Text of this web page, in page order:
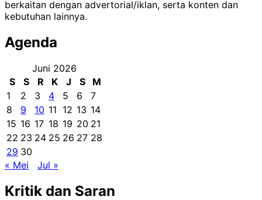
berkaitan dengan advertorial/iklan, serta konten dan
kebutuhan lainnya.
Agenda
Juni 2026
S
S R K J S
M
1
2 3 4 5 6
7
8
9 10 11 12 13 14
15 16 17 18 19 20 21
22 23 24 25 26 27 28
29 30
« Mei
Jul »
Kritik dan Saran